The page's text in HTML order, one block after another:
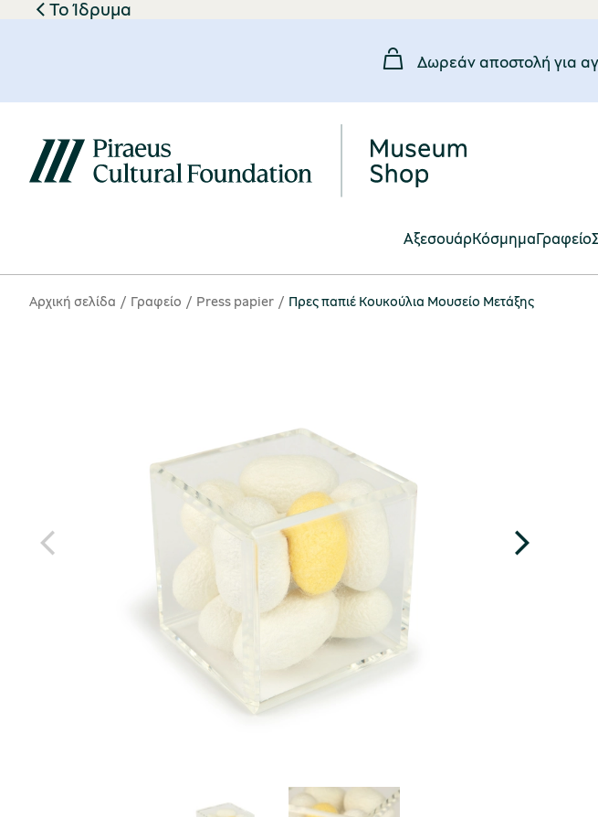
Το Ίδρυμα
Δωρεάν αποστολή για
ΑξεσουάρΚόσμημαΓραφείο
Αρχική σελίδα Γραφείο Press papier Πρες παπιέ Κουκούλια Μουσείο Μετάξης